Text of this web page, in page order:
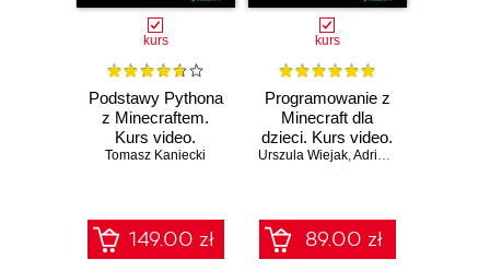
kurs
Podstawy Pythona
z Minecraftem.
Kurs video.
Piszemy pierwsze
Tomasz Kaniecki
149.00 zł
kurs
Programowanie z
Minecraft dla
dzieci. Kurs video.
Język Lua od
Urszula Wiejak,Adrian Wojciechowski
89.00 zł